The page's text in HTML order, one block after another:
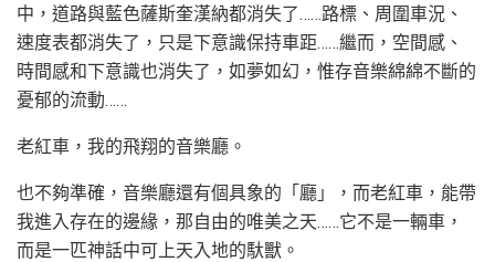
中，道路與藍色薩斯奎漢納都消失了……路標、周圍車況、
速度表都消失了，只是下意識保持車距……繼而，空間感、
時間感和下意識也消失了，如夢如幻，惟存音樂綿綿不斷的
憂郁的流動……
老紅車，我的飛翔的音樂廳。
也不夠準確，音樂廳還有個具象的「廳」，而老紅車，能帶
我進入存在的邊緣，那自由的唯美之天……它不是一輛車，
而是一匹神話中可上天入地的馱獸。